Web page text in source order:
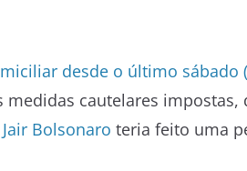
desde o último sábado
cautelares impostas,
Jair Bolsonaro teria feito uma